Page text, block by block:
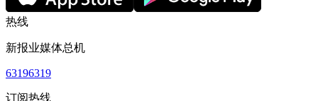
热线
新报业媒体总机
63196319
订阅热线